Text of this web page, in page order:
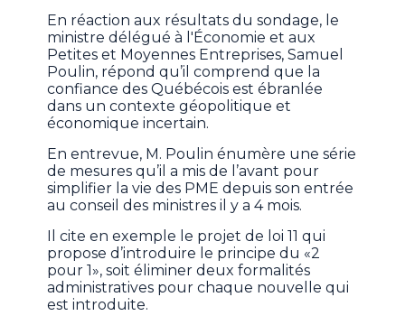
En réaction aux résultats du sondage, le
ministre délégué à l'Économie et aux
Petites et Moyennes Entreprises, Samuel
Poulin, répond qu’il comprend que la
confiance des Québécois est ébranlée
dans un contexte géopolitique et
économique incertain.
En entrevue, M. Poulin énumère une série
de mesures qu’il a mis de l’avant pour
simplifier la vie des PME depuis son entrée
au conseil des ministres il y a 4 mois.
Il cite en exemple le projet de loi 11 qui
propose d’introduire le principe du «2
pour 1», soit éliminer deux formalités
administratives pour chaque nouvelle qui
est introduite.